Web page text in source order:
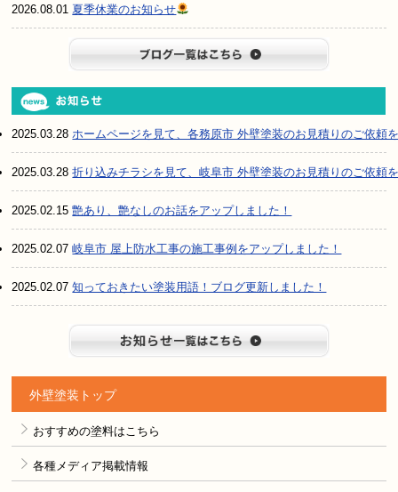
2026.08.01 夏季休業のお知らせ
2025.03.28ホームページを見て、各務原市 外壁塗装のお見積りのご依頼
2025.03.28折り込みチラシを見て、岐阜市 外壁塗装のお見積りのご依頼
2025.02.15艶あり、艶なしのお話をアップしました！
2025.02.07岐阜市 屋上防水工事の施工事例をアップしました！
2025.02.07知っておきたい塗装用語！ブログ更新しました！
外壁塗装トップ
おすすめの塗料はこちら
各種メディア掲載情報